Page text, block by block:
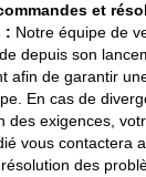
et
: Notre équipe de
depuis son
afin de garantir
En cas de
des exigences,
vous contactera
des